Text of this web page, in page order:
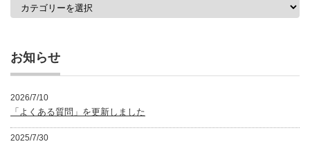
お知らせ
2026/7/10
「よくある質問」を更新しました
2025/7/30